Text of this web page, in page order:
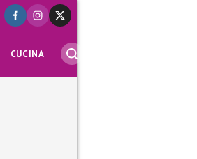
CUCINA